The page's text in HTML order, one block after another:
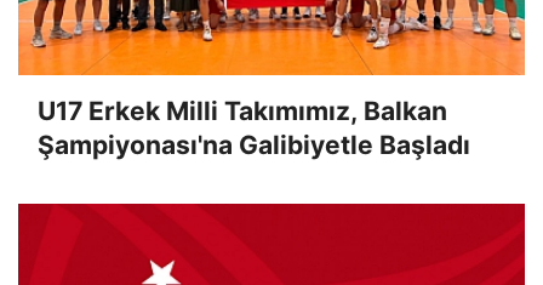
U17 Erkek Milli Takımımız, Balkan
Şampiyonası'na Galibiyetle Başladı